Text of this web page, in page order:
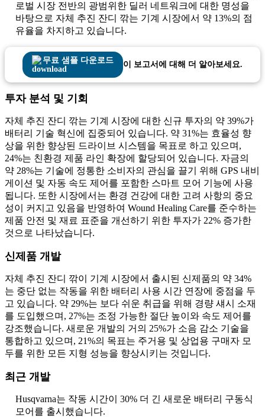
로벌 시장 전반의 광범위한 딜러 네트워크에 대한 명성을
바탕으로 자체 추진 잔디 깎는 기계 시장에서 약 13%의 점
유율을 차지하고 있습니다.
무료 샘플 다운로드 이 보고서에 대해 더 알아보세요.
투자 분석 및 기회
자체 추진 잔디 깎는 기계 시장에 대한 신규 투자의 약 39%가
배터리 기술 혁신에 집중되어 있습니다. 약 31%는 효율성 향
상을 위한 향상된 드라이브 시스템을 목표로 하고 있으며,
24%는 친환경 제품 라인 확장에 할당되어 있습니다. 자금의
약 28%는 기술에 정통한 소비자의 관심을 끌기 위해 GPS 내비
게이션 및 자동 속도 제어를 포함한 스마트 모어 기능에 사용
됩니다. 또한 시장에서는 환경 건강에 대한 고려 사항의 중요
성이 커지고 있음을 반영하여 Wound Healing Care를 준수하는
제품 안전 및 재료 표준을 개선하기 위한 투자가 22% 증가한
것으로 나타났습니다.
신제품 개발
자체 추진 잔디 깎이 기계 시장에서 출시된 신제품의 약 34%
는 중단 없는 작동을 위한 배터리 사용 시간 연장에 중점을 두
고 있습니다. 약 29%는 보다 쉬운 취급을 위해 경량 섀시 소재
를 도입했으며, 27%는 조정 가능한 절단 높이와 속도 제어를
강조했습니다. 새로운 개발의 거의 25%가 소음 감소 기술을
통합하고 있으며, 21%의 목표는 주거용 및 상업용 구매자 모
두를 위한 모든 지형 성능을 향상시키는 것입니다.
최근 개발
Husqvarna는 작동 시간이 30% 더 긴 새로운 배터리 구동식
모어를 출시했습니다.